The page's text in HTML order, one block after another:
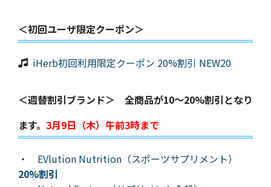
＜初回ユーザ限定クーポン＞
iHerb初回利用限定クーポン 20%割引 NEW20
＜週替割引ブランド＞ 全商品が10～20%割引となり
ます。 3月9日（木）午前3時まで
・ EVlution Nutrition（スポーツサプリメント）
20%割引